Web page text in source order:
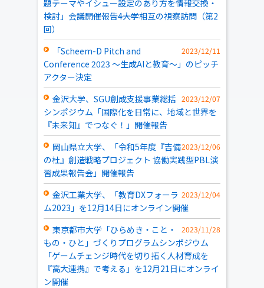
題テーマやイシュー設定のあり方を情報交換・
検討」会議開催報告――4大学相互の視察訪問（第2
回）
2023/12/11
「Scheem-D Pitch and
Conference 2023 ～生成AIと教育～」のピッチ
アクター決定
2023/12/07
金沢大学、SGU創成支援事業総括
シンポジウム「国際化を日常に、地域と世界を
『未来知』でつなぐ！」開催報告
2023/12/06
岡山県立大学、「令和5年度『吉備
の杜』創造戦略プロジェクト 協働実践型PBL演
習成果報告会」開催報告
2023/12/04
金沢工業大学、「教育DXフォーラ
ム2023」を12月14日にオンライン開催
2023/11/28
東京都市大学「ひらめき・こと・
もの・ひと」づくりプログラムシンポジウム
「ゲームチェンジ時代を切り拓く人材育成を
『高大連携』で考える」を12月21日にオンライ
ン開催